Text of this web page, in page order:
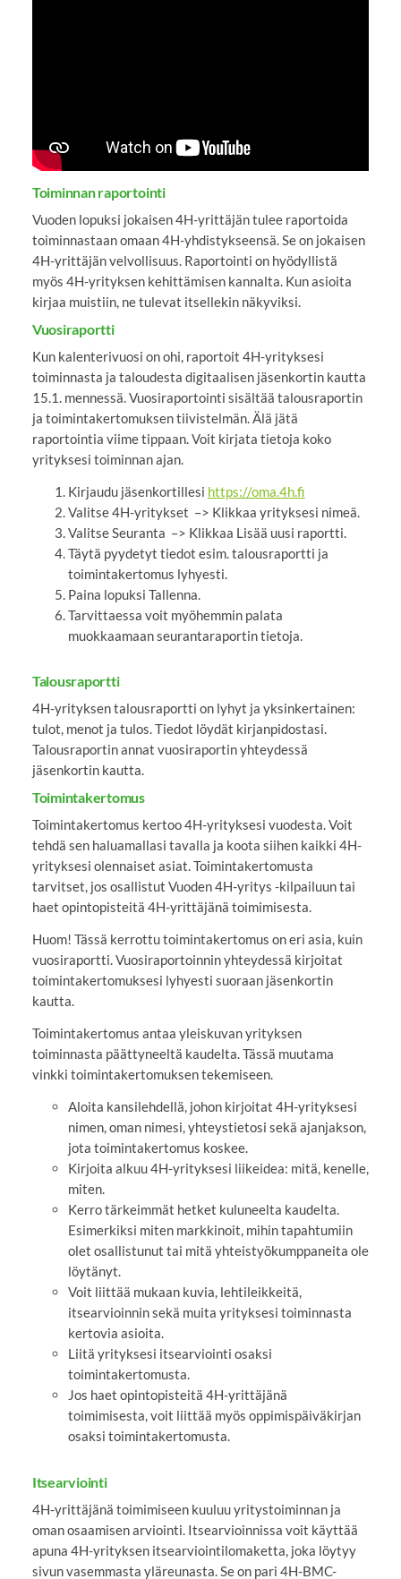
Toiminnan raportointi
Vuoden lopuksi jokaisen 4H-yrittäjän tulee raportoida
toiminnastaan omaan 4H-yhdistykseensä. Se on jokaisen
4H-yrittäjän velvollisuus. Raportointi on hyödyllistä
myös 4H-yrityksen kehittämisen kannalta. Kun asioita
kirjaa muistiin, ne tulevat itsellekin näkyviksi.
Vuosiraportti
Kun kalenterivuosi on ohi, raportoit 4H-yrityksesi
toiminnasta ja taloudesta digitaalisen jäsenkortin kautta
15.1. mennessä. Vuosiraportointi sisältää talousraportin
ja toimintakertomuksen tiivistelmän. Älä jätä
raportointia viime tippaan. Voit kirjata tietoja koko
yrityksesi toiminnan ajan.
Kirjaudu jäsenkortillesi https://oma.4h.fi
Valitse 4H-yritykset –> Klikkaa yrityksesi nimeä.
Valitse Seuranta –> Klikkaa Lisää uusi raportti.
Täytä pyydetyt tiedot esim. talousraportti ja
toimintakertomus lyhyesti.
Paina lopuksi Tallenna.
Tarvittaessa voit myöhemmin palata
muokkaamaan seurantaraportin tietoja.
Talousraportti
4H-yrityksen talousraportti on lyhyt ja yksinkertainen:
tulot, menot ja tulos. Tiedot löydät kirjanpidostasi.
Talousraportin annat vuosiraportin yhteydessä
jäsenkortin kautta.
Toimintakertomus
Toimintakertomus kertoo 4H-yrityksesi vuodesta. Voit
tehdä sen haluamallasi tavalla ja koota siihen kaikki 4H-
yrityksesi olennaiset asiat. Toimintakertomusta
tarvitset, jos osallistut Vuoden 4H-yritys -kilpailuun tai
haet opintopisteitä 4H-yrittäjänä toimimisesta.
Huom! Tässä kerrottu toimintakertomus on eri asia, kuin
vuosiraportti. Vuosiraportoinnin yhteydessä kirjoitat
toimintakertomuksesi lyhyesti suoraan jäsenkortin
kautta.
Toimintakertomus antaa yleiskuvan yrityksen
toiminnasta päättyneeltä kaudelta. Tässä muutama
vinkki toimintakertomuksen tekemiseen.
Aloita kansilehdellä, johon kirjoitat 4H-yrityksesi
nimen, oman nimesi, yhteystietosi sekä ajanjakson,
jota toimintakertomus koskee.
Kirjoita alkuu 4H-yrityksesi liikeidea: mitä, kenelle,
miten.
Kerro tärkeimmät hetket kuluneelta kaudelta.
Esimerkiksi miten markkinoit, mihin tapahtumiin
olet osallistunut tai mitä yhteistyökumppaneita ole
löytänyt.
Voit liittää mukaan kuvia, lehtileikkeitä,
itsearvioinnin sekä muita yrityksesi toiminnasta
kertovia asioita.
Liitä yrityksesi itsearviointi osaksi
toimintakertomusta.
Jos haet opintopisteitä 4H-yrittäjänä
toimimisesta, voit liittää myös oppimispäiväkirjan
osaksi toimintakertomusta.
Itsearviointi
4H-yrittäjänä toimimiseen kuuluu yritystoiminnan ja
oman osaamisen arviointi. Itsearvioinnissa voit käyttää
apuna 4H-yrityksen itsearviointilomaketta, joka löytyy
sivun vasemmasta yläreunasta. Se on pari 4H-BMC-